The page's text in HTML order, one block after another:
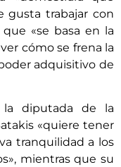
gusta trabajar con
«se basa en la
cómo se frena la
adquisitivo de
la diputada de la
«quiere tener
tranquilidad a los
mientras que su